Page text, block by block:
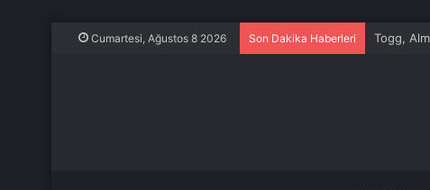
Cumartesi, Ağustos 8 2026 Son Dakika Haberleri Togg,